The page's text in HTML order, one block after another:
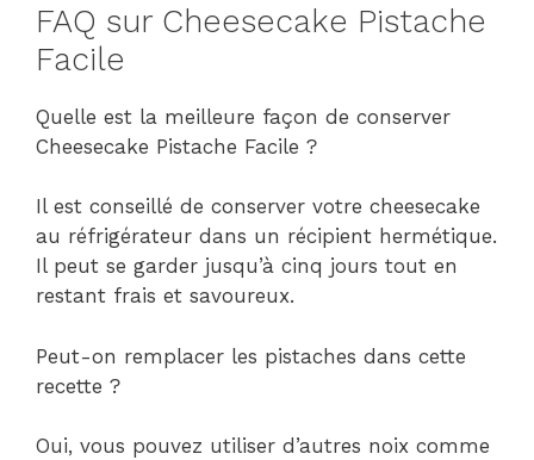
FAQ sur Cheesecake Pistache
Facile
Quelle est la meilleure façon de conserver
Cheesecake Pistache Facile ?
Il est conseillé de conserver votre cheesecake
au réfrigérateur dans un récipient hermétique.
Il peut se garder jusqu’à cinq jours tout en
restant frais et savoureux.
Peut-on remplacer les pistaches dans cette
recette ?
Oui, vous pouvez utiliser d’autres noix comme